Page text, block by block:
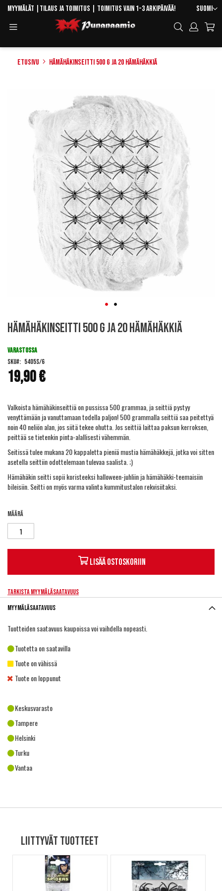
Skip
Content
Kieli
Suomi
Myymälät Tilaus ja toimitus | Toimitus vain 1-3 arkipäivää!
Hae
Etusivu Hämähäkinseitti 500 g ja 20 hämähäkkiä
to
beginning
the
images
gallery
Hämähäkinseitti 500 g ja 20 hämähäkkiä
19,90 €
VARASTOSSA
SKU
5405S/6
Valkoista hämähäkinseittiä on pussissa 500 grammaa, ja seittiä pystyy
venyttämään ja vanuttamaan todella paljon! 500 grammalla seittiä saa peitettyä
noin 40 neliön alan, jos siitä tekee ohutta. Jos seittiä laittaa paksun kerroksen,
peittää se tietenkin pinta-alallisesti vähemmän.
Seitissä tulee mukana 20 kappaletta pieniä mustia hämähäkkejä, jotka voi sitten
asetella seittiin odottelemaan tulevaa saalista. ;)
Hämähäkin seitti sopii koristeeksi halloween-juhliin ja hämähäkki-teemaisiin
bileisiin. Seitti on myös varma valinta kummitustalon rekvisiitaksi.
Määrä
Lisää ostoskoriin
Tarkista myymäläsaatavuus
Myymäläsaatavuus
Tuotteiden saatavuus kaupoissa voi vaihdella nopeasti.
Tuotetta on saatavilla
Tuote on vähissä
Tuote on loppunut
Keskusvarasto
Tampere
Helsinki
Turku
Vantaa
Liittyvät tuotteet